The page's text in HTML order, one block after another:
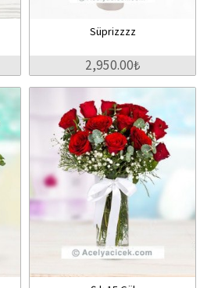
Süprizzzz
2,950.00₺